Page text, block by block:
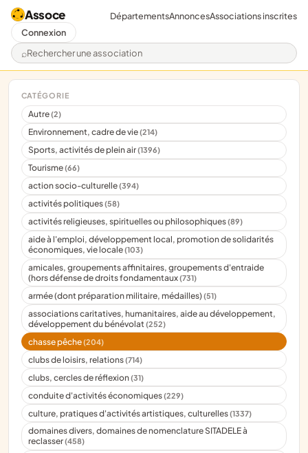
Assoce
Rechercher une association
DépartementsAnnoncesAssociations inscrites
Connexion
CATÉGORIE
Autre(2)
Environnement, cadre de vie(214)
Sports, activités de plein air(1396)
Tourisme(66)
action socio-culturelle(394)
activités politiques(58)
activités religieuses, spirituelles ou philosophiques(89)
aide à l'emploi, développement local, promotion de solidarités
économiques, vie locale(103)
amicales, groupements affinitaires, groupements d'entraide
(hors défense de droits fondamentaux(731)
armée (dont préparation militaire, médailles)(51)
associations caritatives, humanitaires, aide au développement,
développement du bénévolat(252)
chasse pêche(204)
clubs de loisirs, relations(714)
clubs, cercles de réflexion(31)
conduite d'activités économiques(229)
culture, pratiques d'activités artistiques, culturelles(1337)
domaines divers, domaines de nomenclature SITADELE à
reclasser(458)